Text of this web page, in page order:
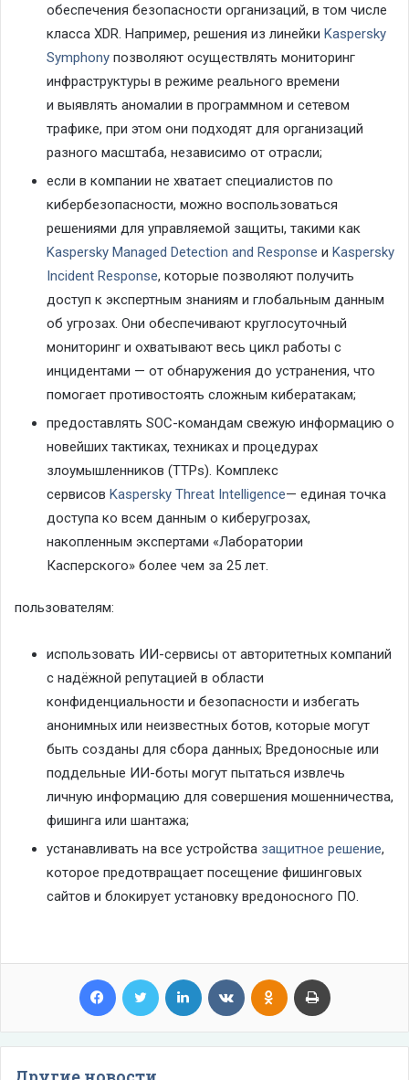
обеспечения безопасности организаций, в том числе
класса XDR. Например, решения из линейки Kaspersky
Symphony позволяют осуществлять мониторинг
инфраструктуры в режиме реального времени
и выявлять аномалии в программном и сетевом
трафике, при этом они подходят для организаций
разного масштаба, независимо от отрасли;
если в компании не хватает специалистов по
кибербезопасности, можно воспользоваться
решениями для управляемой защиты, такими как
Kaspersky Managed Detection and Response и Kaspersky
Incident Response, которые позволяют получить
доступ к экспертным знаниям и глобальным данным
об угрозах. Они обеспечивают круглосуточный
мониторинг и охватывают весь цикл работы с
инцидентами — от обнаружения до устранения, что
помогает противостоять сложным кибератакам;
предоставлять SOC-командам свежую информацию о
новейших тактиках, техниках и процедурах
злоумышленников (TTPs). Комплекс
сервисов Kaspersky Threat Intelligence— единая точка
доступа ко всем данным о киберугрозах,
накопленным экспертами «Лаборатории
Касперского» более чем за 25 лет.
пользователям:
использовать ИИ-сервисы от авторитетных компаний
с надёжной репутацией в области
конфиденциальности и безопасности и избегать
анонимных или неизвестных ботов, которые могут
быть созданы для сбора данных; Вредоносные или
поддельные ИИ-боты могут пытаться извлечь
личную информацию для совершения мошенничества,
фишинга или шантажа;
устанавливать на все устройства защитное решение,
которое предотвращает посещение фишинговых
сайтов и блокирует установку вредоносного ПО.
Facebook Twitter LinkedIn VKontakteOdnoklassniki